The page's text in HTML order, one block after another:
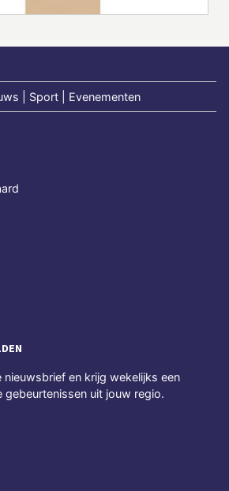
| Sport | Evenementen
nieuwsbrief en krijg wekelijks een
gebeurtenissen uit jouw regio.